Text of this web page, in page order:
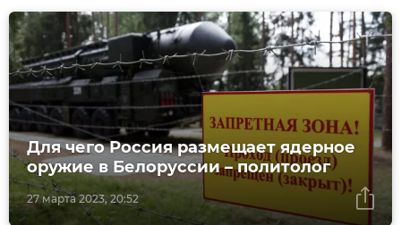
27 марта 2023, 20:52
Для чего Россия размещает ядерное
оружие в Белоруссии – политолог